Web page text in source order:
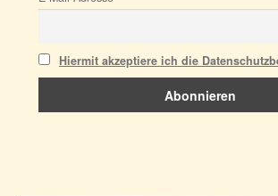
Hiermit akzeptiere ich die